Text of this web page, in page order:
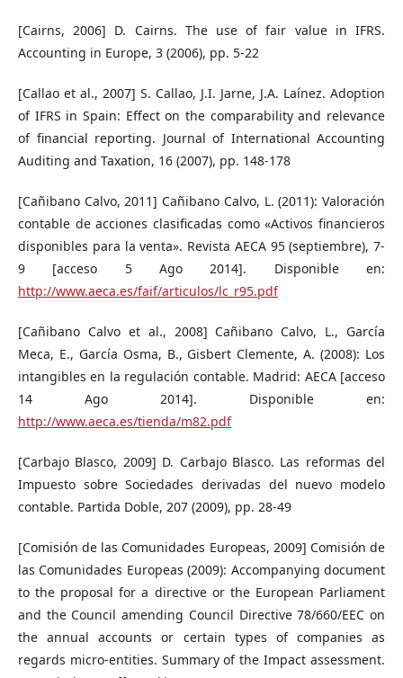
[Cairns, 2006] D. Cairns. The use of fair value in IFRS.
Accounting in Europe, 3 (2006), pp. 5-22
[Callao et al., 2007] S. Callao, J.I. Jarne, J.A. Laínez. Adoption
of IFRS in Spain: Effect on the comparability and relevance
of financial reporting. Journal of International Accounting
Auditing and Taxation, 16 (2007), pp. 148-178
[Cañibano Calvo, 2011] Cañibano Calvo, L. (2011): Valoración
contable de acciones clasificadas como «Activos financieros
disponibles para la venta». Revista AECA 95 (septiembre), 7-
9 [acceso 5 Ago 2014]. Disponible en:
http://www.aeca.es/faif/articulos/lc_r95.pdf
[Cañibano Calvo et al., 2008] Cañibano Calvo, L., García
Meca, E., García Osma, B., Gisbert Clemente, A. (2008): Los
intangibles en la regulación contable. Madrid: AECA [acceso
14 Ago 2014]. Disponible en:
http://www.aeca.es/tienda/m82.pdf
[Carbajo Blasco, 2009] D. Carbajo Blasco. Las reformas del
Impuesto sobre Sociedades derivadas del nuevo modelo
contable. Partida Doble, 207 (2009), pp. 28-49
[Comisión de las Comunidades Europeas, 2009] Comisión de
las Comunidades Europeas (2009): Accompanying document
to the proposal for a directive or the European Parliament
and the Council amending Council Directive 78/660/EEC on
the annual accounts or certain types of companies as
regards micro-entities. Summary of the Impact assessment.